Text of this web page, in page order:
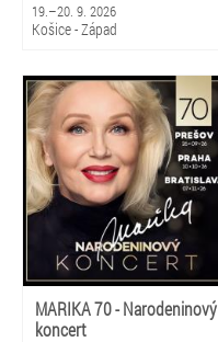
19.–20. 9. 2026
Košice - Západ
MARIKA 70 - Narodeninový
koncert